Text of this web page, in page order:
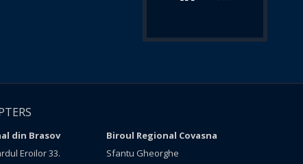
din Brasov
Eroilor 33.
Biroul Regional Covasna
Sfantu Gheorghe